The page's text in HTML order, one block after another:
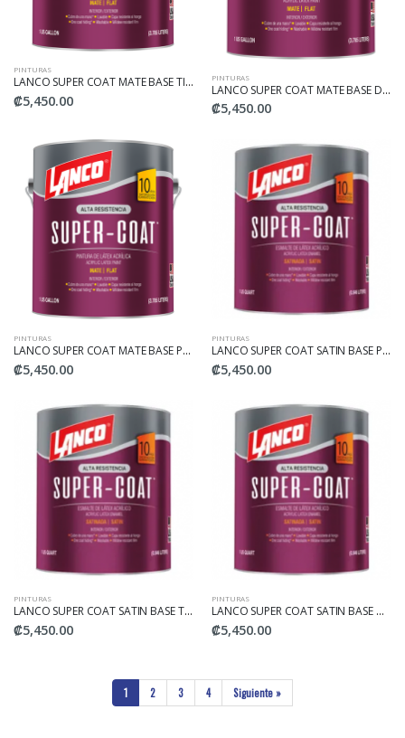
PINTURAS
LANCO SUPER COAT MATE BASE TINT 1/4
₡5,450.00
PINTURAS
LANCO SUPER COAT MATE BASE DEEP 1/4
₡5,450.00
PINTURAS
LANCO SUPER COAT MATE BASE PASTEL 1/4
₡5,450.00
PINTURAS
LANCO SUPER COAT SATIN BASE PASTEL 1/4
₡5,450.00
PINTURAS
LANCO SUPER COAT SATIN BASE TINT 1/4
₡5,450.00
PINTURAS
LANCO SUPER COAT SATIN BASE DEEP 1/4
₡5,450.00
1 2 3 4 Siguiente »